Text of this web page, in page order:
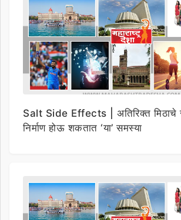
Salt Side Effects | अतिरिक्त मिठाचे
निर्माण होऊ शकतात ‘या’ समस्या